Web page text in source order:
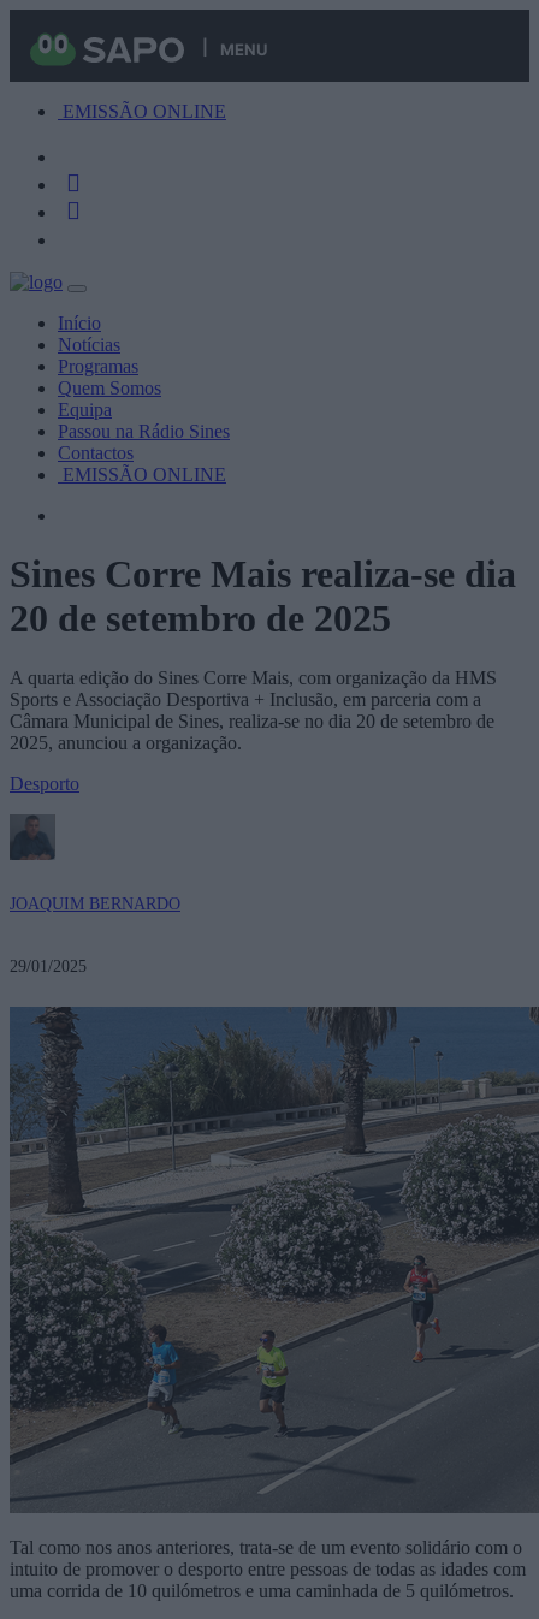
MENU
EMISSÃO ONLINE
Início
Notícias
Programas
Quem Somos
Equipa
Passou na Rádio Sines
Contactos
EMISSÃO ONLINE
Sines Corre Mais realiza-se dia
20 de setembro de 2025
A quarta edição do Sines Corre Mais, com organização da HMS
Sports e Associação Desportiva + Inclusão, em parceria com a
Câmara Municipal de Sines, realiza-se no dia 20 de setembro de
2025, anunciou a organização.
Desporto
JOAQUIM BERNARDO
29/01/2025
Tal como nos anos anteriores, trata-se de um evento solidário com o
intuito de promover o desporto entre pessoas de todas as idades com
uma corrida de 10 quilómetros e uma caminhada de 5 quilómetros.